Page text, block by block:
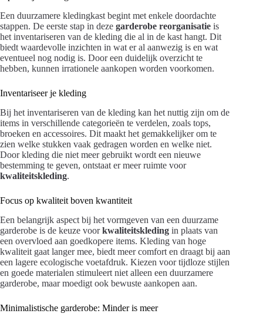
Een duurzamere kledingkast begint met enkele doordachte
stappen. De eerste stap in deze garderobe reorganisatie is
het inventariseren van de kleding die al in de kast hangt. Dit
biedt waardevolle inzichten in wat er al aanwezig is en wat
eventueel nog nodig is. Door een duidelijk overzicht te
hebben, kunnen irrationele aankopen worden voorkomen.
Inventariseer je kleding
Bij het inventariseren van de kleding kan het nuttig zijn om de
items in verschillende categorieën te verdelen, zoals tops,
broeken en accessoires. Dit maakt het gemakkelijker om te
zien welke stukken vaak gedragen worden en welke niet.
Door kleding die niet meer gebruikt wordt een nieuwe
bestemming te geven, ontstaat er meer ruimte voor
kwaliteitskleding.
Focus op kwaliteit boven kwantiteit
Een belangrijk aspect bij het vormgeven van een duurzame
garderobe is de keuze voorkwaliteitskleding in plaats van
een overvloed aan goedkopere items. Kleding van hoge
kwaliteit gaat langer mee, biedt meer comfort en draagt bij aan
een lagere ecologische voetafdruk. Kiezen voor tijdloze stijlen
en goede materialen stimuleert niet alleen een duurzamere
garderobe, maar moedigt ook bewuste aankopen aan.
Minimalistische garderobe: Minder is meer